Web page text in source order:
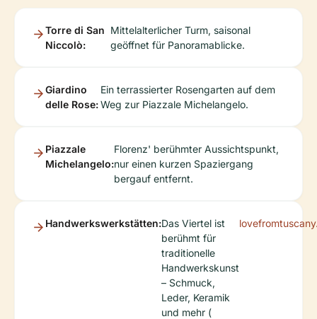
Torre di San
Niccolò:
Mittelalterlicher Turm, saisonal
geöffnet für Panoramablicke.
Giardino
delle Rose:
Ein terrassierter Rosengarten auf dem
Weg zur Piazzale Michelangelo.
Piazzale
Michelangelo:
Florenz' berühmter Aussichtspunkt,
nur einen kurzen Spaziergang
bergauf entfernt.
Handwerkswerkstätten:Das Viertel ist
berühmt für
traditionelle
Handwerkskunst
– Schmuck,
Leder, Keramik
und mehr (